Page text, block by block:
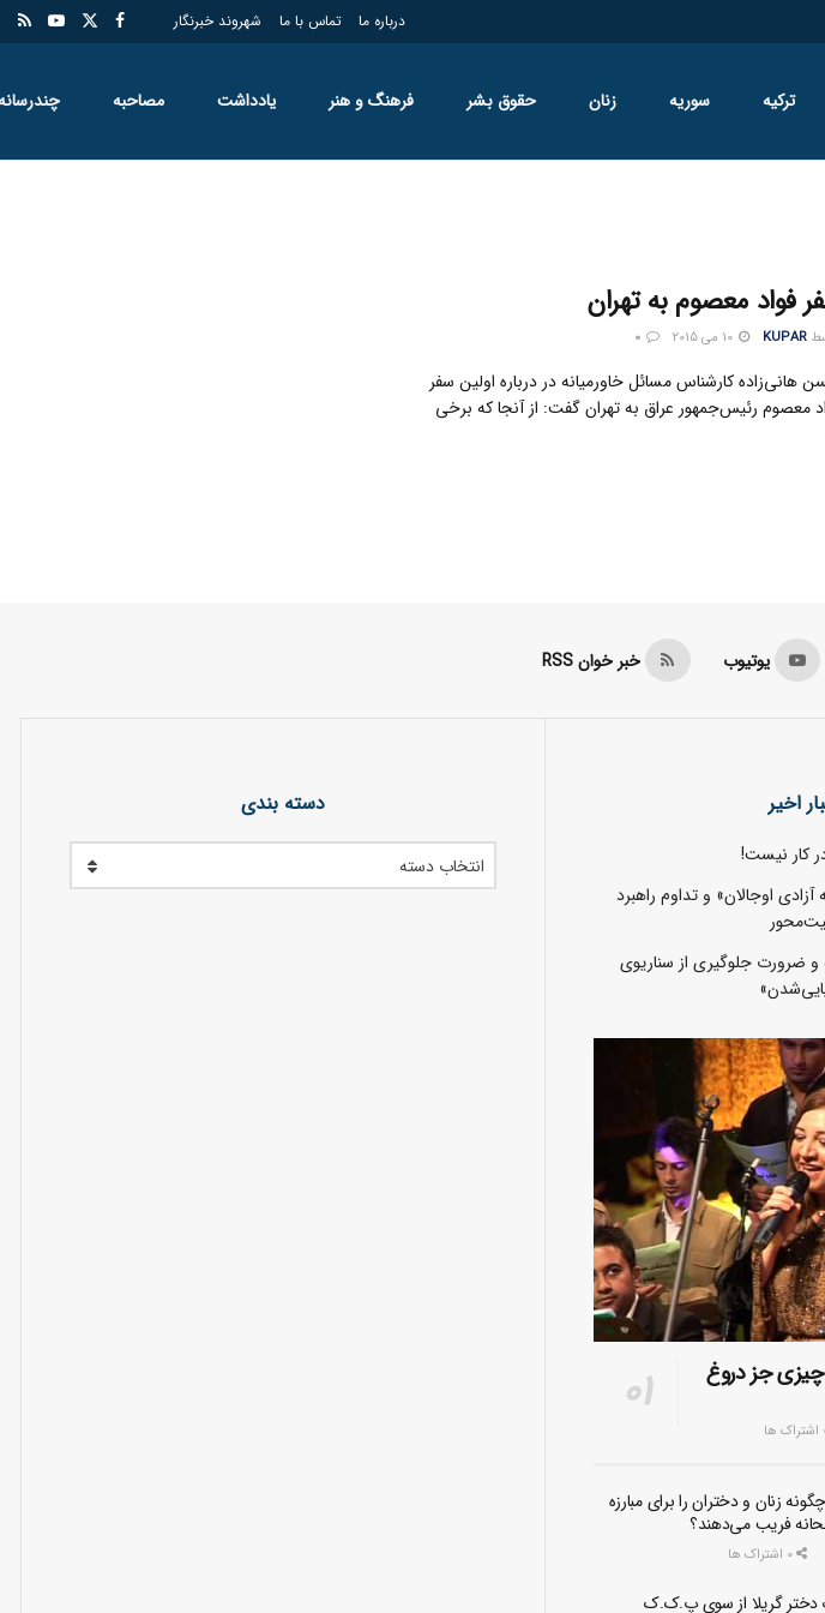
درباره ما تماس با ما شهروند خبرنگار
ترکیه سوریه زنان حقوق بشر فرهنگ و هنر یادداشت مصاحبه
فواد معصوم به تهران
KUPAR
هانی‌زاده کارشناس مسائل خاورمیانه در درباره اولین سفر
معصوم رئیس‌جمهور عراق به تهران گفت: از آنجا که برخی
یوتیوب خبر خوان RSS
اخیر
کار نیست!
آزادی اوجالان» و تداوم راهبرد
و ضرورت جلوگیری از سناریوی
جز دروغ
زنان و دختران را برای مبارزه
فریب می‌دهند؟
0 اشتراک ها
دختر گریلا از سوی پ.ک.ک
دسته بندی
انتخاب دسته